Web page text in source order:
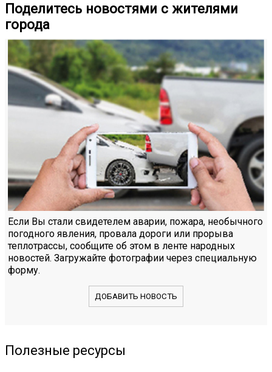
Поделитесь новостями с жителями
города
Если Вы стали свидетелем аварии, пожара, необычного
погодного явления, провала дороги или прорыва
теплотрассы, сообщите об этом в ленте народных
новостей. Загружайте фотографии через специальную
форму.
ДОБАВИТЬ НОВОСТЬ
Полезные ресурсы